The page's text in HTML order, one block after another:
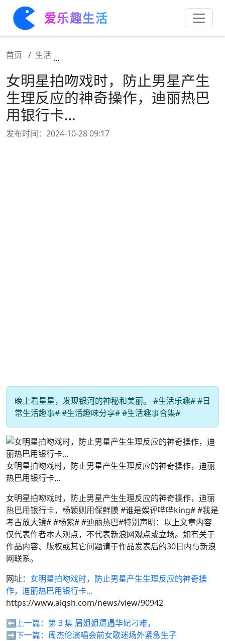
爱乐趣生活
首页 生活
女明星拍吻戏时，防止男星产生
生理反应的神奇操作，迪丽热巴
用银行卡…
发布时间：2024-10-28 09:17
晚上看星星，发现银河的神秘和美丽。 #生活乐趣# #日
常生活趣事# #生活趣味分享# #生活趣事合集#
女明星拍吻戏时，防止男星产生生理反应的神奇操作，迪丽
热巴用银行卡…
女明星拍吻戏时，防止男星产生生理反应的神奇操作，迪丽
热巴用银行卡，杨颖则用保鲜膜 #谁是娱评哔哔king# #我是
考古放大镜# #杨紫# #迪丽热巴#特别声明：以上文章内容
仅代表作者本人观点，不代表新浪网观点或立场。如有关于
作品内容、版权或其它问题请于作品发表后的30日内与新浪
网联系。
网址： 女明星拍吻戏时，防止男星产生生理反应的神奇操
作，迪丽热巴用银行卡…
https://www.alqsh.com/news/view/90942
⬅️上一篇： 第 3 集 眉姐姐遭遇华妃刁难，
➡️下一篇： 周杰伦演唱会前女歌迷场外紧急生子